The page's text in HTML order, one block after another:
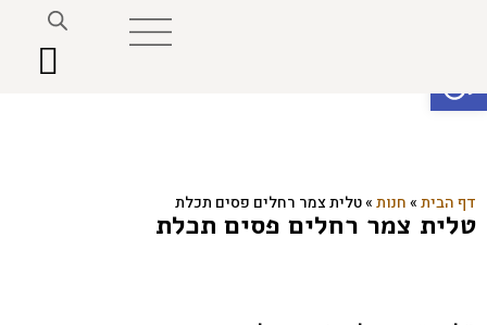
דף הבית»חנות»טלית צמר רחלים פסים תכלת
טלית צמר רחלים פסים תכלת